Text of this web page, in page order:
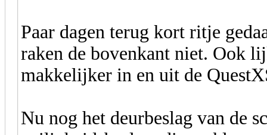
Paar dagen terug kort ritje
raken de bovenkant niet. Ook
makkelijker in en uit de
Nu nog het deurbeslag van de